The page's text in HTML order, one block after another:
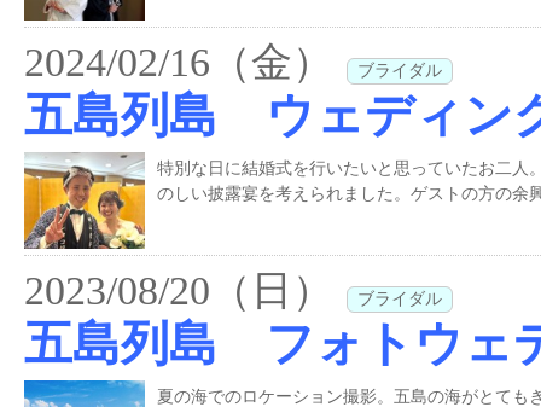
2024/02/16（金） ブライダル
五島列島 ウェディン
特別な日に結婚式を行いたいと思っていたお二人
のしい披露宴を考えられました。ゲストの方の余
2023/08/20（日） ブライダル
五島列島 フォトウェ
夏の海でのロケーション撮影。五島の海がとて